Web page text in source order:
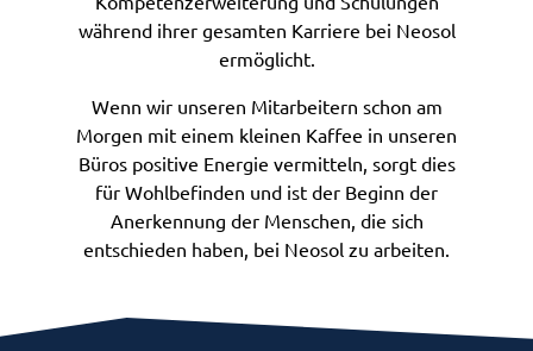
während ihrer gesamten Karriere bei Neosol
ermöglicht.
Wenn wir unseren Mitarbeitern schon am
Morgen mit einem kleinen Kaffee in unseren
Büros positive Energie vermitteln, sorgt dies
für Wohlbefinden und ist der Beginn der
Anerkennung der Menschen, die sich
entschieden haben, bei Neosol zu arbeiten.